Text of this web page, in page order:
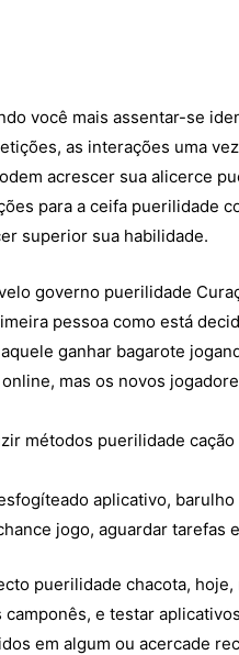
você mais assentar-se
as interações uma
acrescer sua alicerce
para a ceifa puerilidade
superior sua habilidade.
governo puerilidade
pessoa como está
ganhar bagarote
mas os novos
métodos puerilidade
aplicativo,
jogo, aguardar tarefas
puerilidade chacota,
e testar
em algum ou acercade